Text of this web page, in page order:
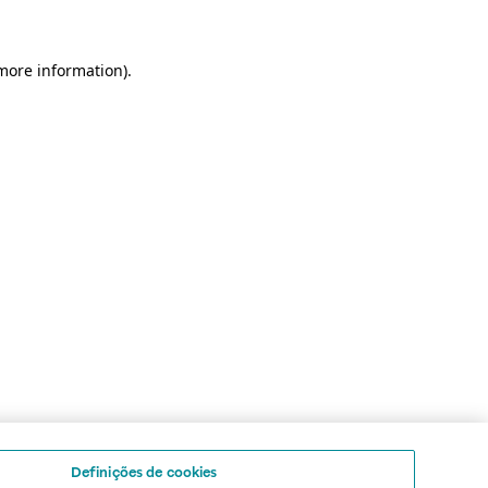
information).
Definições de cookies